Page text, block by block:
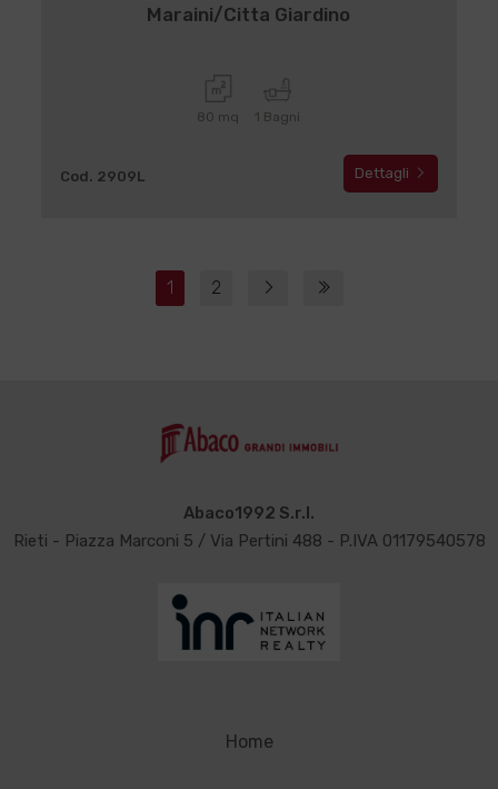
Maraini/Citta Giardino
80 mq 1 Bagni
Cod. 2909L Dettagli
1 2
Abaco1992 S.r.l.
Rieti - Piazza Marconi 5 / Via Pertini 488 - P.IVA 01179540578
Home